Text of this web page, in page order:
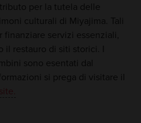
per la tutela delle
culturali di Miyajima. Tali
servizi essenziali,
restauro di siti storici. I
sono esentati dal
si prega di visitare il